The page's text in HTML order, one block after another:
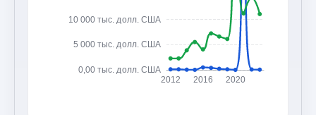
0,00 тыс. долл. США
5 000 тыс. долл. США
10 000 тыс. долл. США
2012 2016 2020